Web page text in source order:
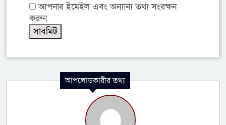
আপনার ইমেইল এবং অন্যান্য তথ্য সংরক্ষন
করুন
আপলোডকারীর তথ্য